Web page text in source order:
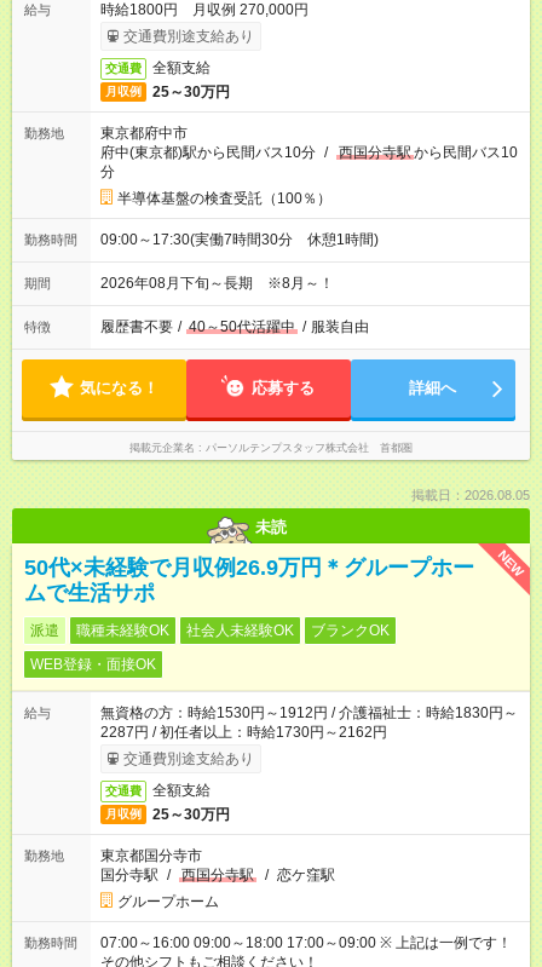
給与
時給1800円 月収例 270,000円
交通費別途支給あり
交通費 全額支給
月収例 25～30万円
勤務地
東京都府中市
府中(東京都)駅から民間バス10分 / 西国分寺駅から民間バス10
分
半導体基盤の検査受託（100％）
勤務時間 09:00～17:30(実働7時間30分 休憩1時間)
期間 2026年08月下旬～長期 ※8月～！
特徴 履歴書不要 / 40～50代活躍中 / 服装自由
気になる！ 応募する 詳細へ
掲載元企業名 パーソルテンプスタッフ株式会社 首都圏
掲載日：2026.08.05
未読
NEW
50代×未経験で月収例26.9万円＊グループホー
ムで生活サポ
派遣 職種未経験OK 社会人未経験OK
ブランクOK
WEB登録・面接OK
給与
無資格の方：時給1530円～1912円 / 介護福祉士：時給1830円～
2287円 / 初任者以上：時給1730円～2162円
交通費別途支給あり
交通費 全額支給
月収例 25～30万円
勤務地
東京都国分寺市
国分寺駅 / 西国分寺駅 / 恋ケ窪駅
グループホーム
勤務時間
07:00～16:00 09:00～18:00 17:00～09:00 ※ 上記は一例です！
その他シフトもご相談ください！